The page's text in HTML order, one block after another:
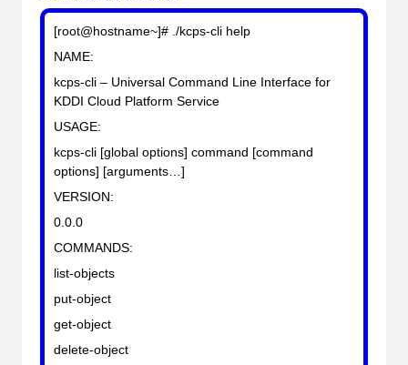
[root@hostname~]# ./kcps-cli help
NAME:
kcps-cli – Universal Command Line Interface for
KDDI Cloud Platform Service
USAGE:
kcps-cli [global options] command [command
options] [arguments…]
VERSION:
0.0.0
COMMANDS:
list-objects
put-object
get-object
delete-object